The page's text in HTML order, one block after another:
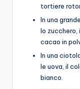
tortiere
In una
lo zucchero,
cacao in
In una
le uova, il
bianco.